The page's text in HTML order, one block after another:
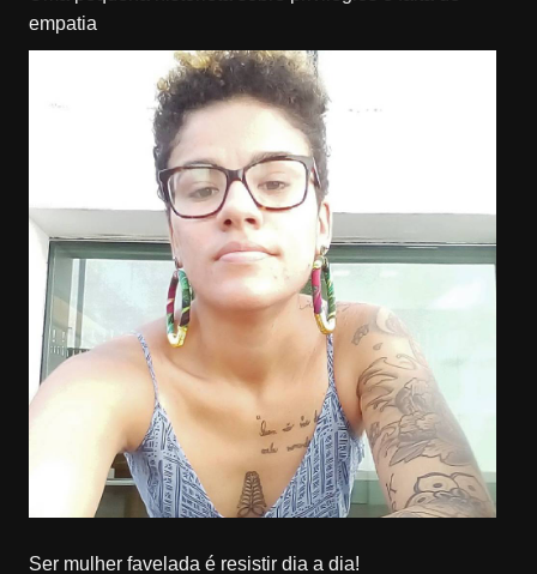
empatia
Ser mulher favelada é resistir dia a dia!